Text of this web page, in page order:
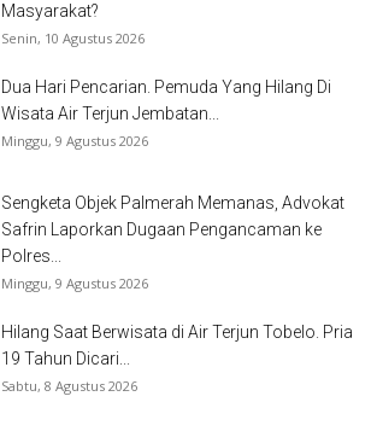
Masyarakat?
Senin, 10 Agustus 2026
Dua Hari Pencarian. Pemuda Yang Hilang Di
Wisata Air Terjun Jembatan...
Minggu, 9 Agustus 2026
Sengketa Objek Palmerah Memanas, Advokat
Safrin Laporkan Dugaan Pengancaman ke
Polres...
Minggu, 9 Agustus 2026
Hilang Saat Berwisata di Air Terjun Tobelo. Pria
19 Tahun Dicari...
Sabtu, 8 Agustus 2026